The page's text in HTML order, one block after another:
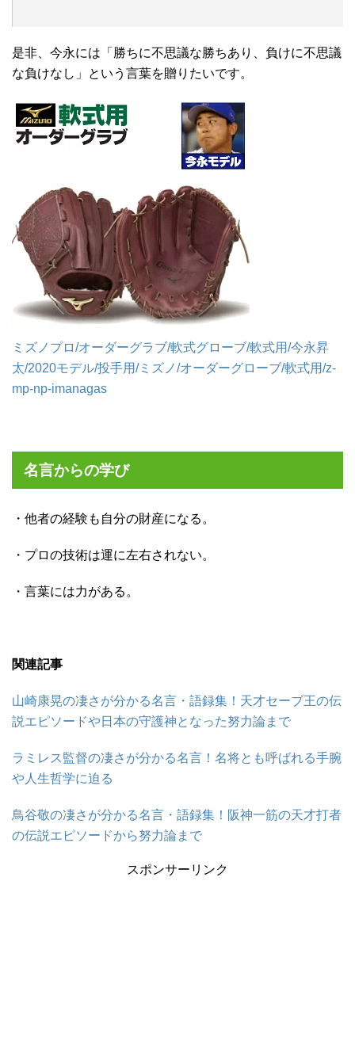
是非、今永には「勝ちに不思議な勝ちあり、負けに不思議
な負けなし」という言葉を贈りたいです。
ミズノプロ/オーダーグラブ/軟式グローブ/軟式用/今永昇
太/2020モデル/投手用/ミズノ/オーダーグローブ/軟式用/z-
mp-np-imanagas
名言からの学び
・他者の経験も自分の財産になる。
・プロの技術は運に左右されない。
・言葉には力がある。
関連記事
山崎康晃の凄さが分かる名言・語録集！天才セーブ王の伝
説エピソードや日本の守護神となった努力論まで
ラミレス監督の凄さが分かる名言！名将とも呼ばれる手腕
や人生哲学に迫る
鳥谷敬の凄さが分かる名言・語録集！阪神一筋の天才打者
の伝説エピソードから努力論まで
スポンサーリンク